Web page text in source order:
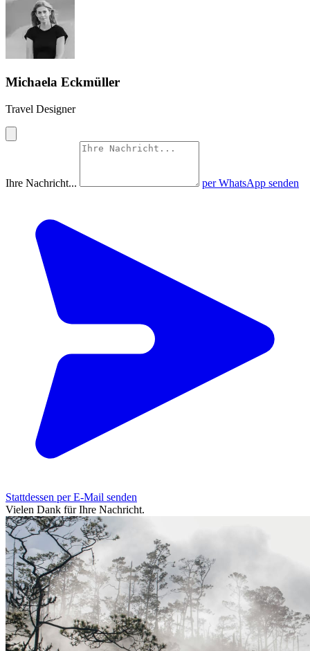
Michaela Eckmüller
Travel Designer
Ihre Nachricht... per WhatsApp senden
Stattdessen per E-Mail senden
Vielen Dank für Ihre Nachricht.